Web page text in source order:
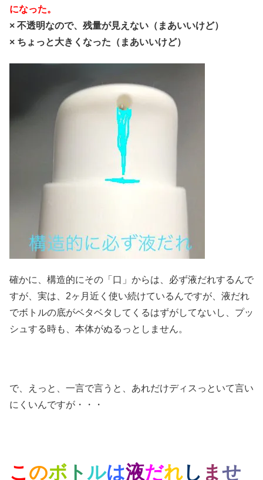
になった。
× 不透明なので、残量が見えない（まあいいけど）
× ちょっと大きくなった（まあいいけど）
確かに、構造的にその「口」からは、必ず液だれするんで
すが、実は、2ヶ月近く使い続けているんですが、液だれ
でボトルの底がベタベタしてくるはずがしてないし、プッ
シュする時も、本体がぬるっとしません。
で、えっと、一言で言うと、あれだけディスっといて言い
にくいんですが・・・
このボ ト ルは液だれし ませ